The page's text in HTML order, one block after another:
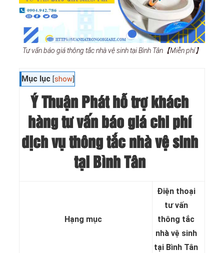
Tư vấn báo giá thông tắc nhà vệ sinh tại Bình Tân【Miễn phí】
Mục lục [show
Ý Thuận Phát hỗ trợ khách
hàng tư vấn báo giá chi phí
dịch vụ thông tắc nhà vệ sinh
tại Bình Tân
Hạng mục
Điện thoại
tư vấn
thông tắc
nhà vệ sinh
tại Bình Tân